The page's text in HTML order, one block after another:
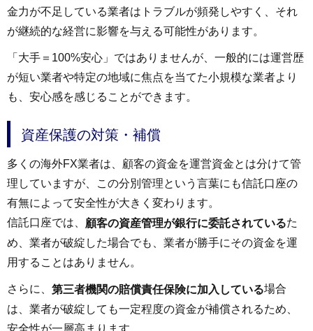
金力が不足している業者はトラブルが頻発しやすく、それ
が継続的な経営に影響を与える可能性があります。
「大手＝100%安心」ではありませんが、一般的には運営歴
が短い業者や特定の地域に焦点を当てた小規模な業者より
も、安心感を感じることができます。
資産保護の対策・補償
多くの海外FX業者は、顧客の資金を運営資金とは分けて管
理していますが、この分別管理という言葉にも信託口座の
有無によって安全性が大きく変わります。
信託口座では、 顧客の資産管理が銀行に委託されているた
め、業者が破綻した場合でも、業者が勝手にその資金を運
用することはありません。
さらに、 第三者機関の賠償責任保険に加入している場合
は、業者が破綻しても一定程度の資金が補償されるため、
安全性が一層高まります。